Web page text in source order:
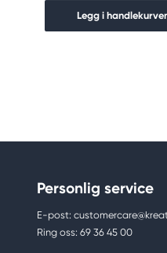
Legg i
Personlig service
E-post:
Ring oss: 69 36 45 00